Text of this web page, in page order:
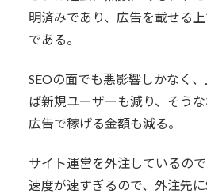
明済みであり、広告を載せる
である。
SEOの面でも悪影響しかなく
ば新規ユーザーも減り、そう
広告で稼げる金額も減る。
サイト運営を外注しているの
速度が速すぎるので、外注先